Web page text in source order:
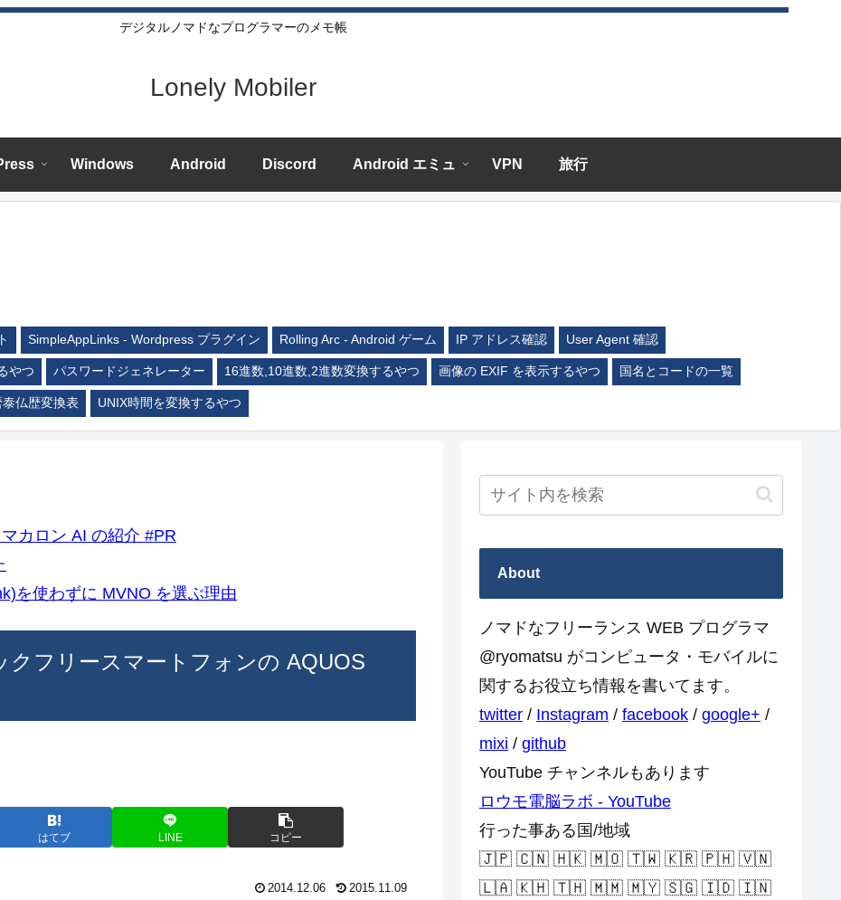
デジタルノマドなプログラマーのメモ帳
Lonely Mobiler
Windows Android Discord Android エミュ VPN 旅行
SimpleAppLinks - Wordpress プラグイン Rolling Arc - Android ゲーム IP アドレス確認 User Agent 確認
やつ パスワードジェネレーター 16進数,10進数,2進数変換するやつ 画像の EXIF を表示するやつ 国名とコードの一覧
仏歴変換表 UNIX時間を変換するやつ
カロン AI の紹介 #PR
を使わずに MVNO を選ぶ理由
クフリースマートフォンの AQUOS
はてブ LINE コピー
2014.12.06 2015.11.09
About
ノマドなフリーランス WEB プログラマ
@ryomatsu がコンピュータ・モバイルに
関するお役立ち情報を書いてます。
twitter / Instagram / facebook / google+ /
mixi / github
YouTube チャンネルもあります
ロウモ電脳ラボ - YouTube
行った事ある国/地域
🇯🇵 🇨🇳 🇭🇰 🇲🇴 🇹🇼 🇰🇷 🇵🇭 🇻🇳
🇱🇦 🇰🇭 🇹🇭 🇲🇲 🇲🇾 🇸🇬 🇮🇩 🇮🇳